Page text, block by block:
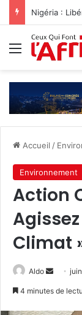
Menu
Accueil /
Environnement
Action
Climat
Aldo
Envoyer
4 minutes de